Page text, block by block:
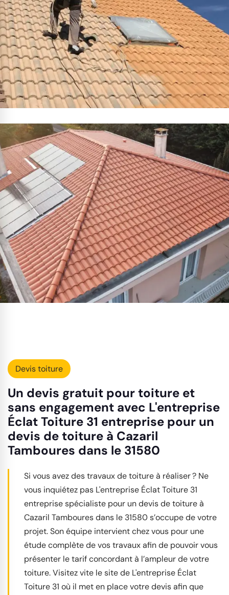
Devis toiture
Un devis gratuit pour toiture et
sans engagement avec L'entreprise
Éclat Toiture 31 entreprise pour un
devis de toiture à Cazaril
Tamboures dans le 31580
Si vous avez des travaux de toiture à réaliser ? Ne
vous inquiétez pas L'entreprise Éclat Toiture 31
entreprise spécialiste pour un devis de toiture à
Cazaril Tamboures dans le 31580 s’occupe de votre
projet. Son équipe intervient chez vous pour une
étude complète de vos travaux afin de pouvoir vous
présenter le tarif concordant à l’ampleur de votre
toiture. Visitez vite le site de L'entreprise Éclat
Toiture 31 où il met en place votre devis afin que